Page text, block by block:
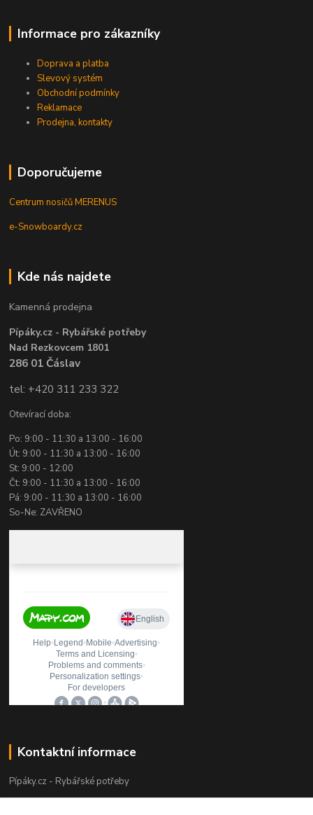
Informace pro zákazníky
Doprava a platba
Slevový systém
Obchodní podmínky
Reklamace
Prodejna, kontakty
Doporučujeme
Centrum nosičů MERENUS
e-Snowboardy.cz
Kde nás najdete
Kamenná prodejna
Pípáky.cz - Rybářské potřeby
Nad Rezkovcem 1801
286 01 Čáslav
tel: +420 311 233 322
Otevírací doba:
Po: 9:00 - 11:30 a 13:00 - 16:00
Út: 9:00 - 11:30 a 13:00 - 16:00
St: 9:00 - 12:00
Čt: 9:00 - 11:30 a 13:00 - 16:00
Pá: 9:00 - 11:30 a 13:00 - 16:00
So-Ne: ZAVŘENO
Kontaktní informace
Pípáky.cz - Rybářské potřeby